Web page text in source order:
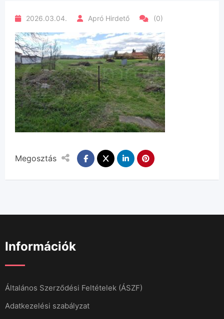
2026.03.04. Apró Hirdető (0)
Megosztás
Információk
Általános Szerződési Feltételek (ÁSZF)
Adatkezelési szabályzat